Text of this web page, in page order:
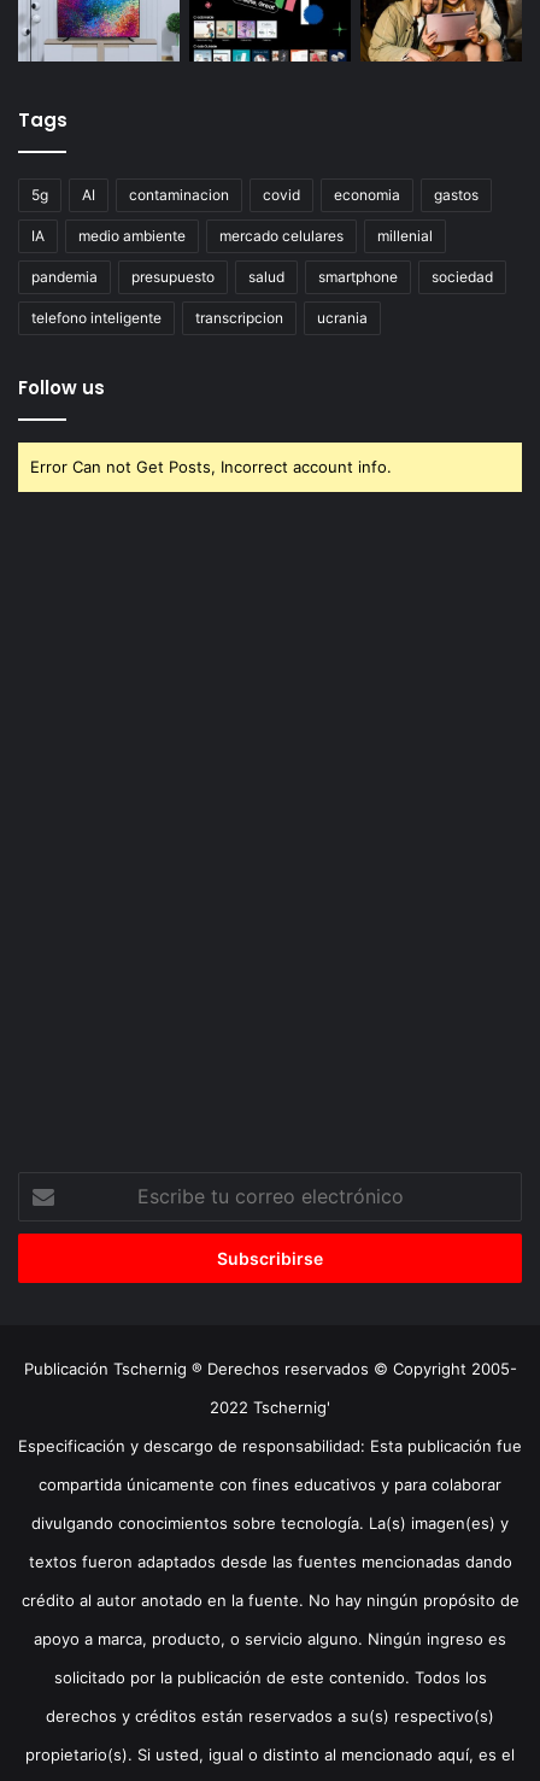
Tags
5g AI contaminacion covid economia gastos
IA medio ambiente mercado celulares millenial
pandemia presupuesto salud smartphone sociedad
telefono inteligente transcripcion ucrania
Follow us
Error Can not Get Posts, Incorrect account info.
correo
Publicación Tschernig ® Derechos reservados © Copyright 2005-
2022 Tschernig'
Especificación y descargo de responsabilidad: Esta publicación fue
compartida únicamente con fines educativos y para colaborar
divulgando conocimientos sobre tecnología. La(s) imagen(es) y
textos fueron adaptados desde las fuentes mencionadas dando
crédito al autor anotado en la fuente. No hay ningún propósito de
apoyo a marca, producto, o servicio alguno. Ningún ingreso es
solicitado por la publicación de este contenido. Todos los
derechos y créditos están reservados a su(s) respectivo(s)
propietario(s). Si usted, igual o distinto al mencionado aquí, es el